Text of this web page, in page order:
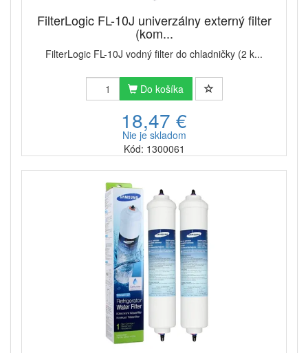
FilterLogic FL-10J univerzálny externý filter
(kom...
FilterLogic FL-10J vodný filter do chladničky (2 k...
Do košíka
18,47 €
Nie je skladom
Kód: 1300061